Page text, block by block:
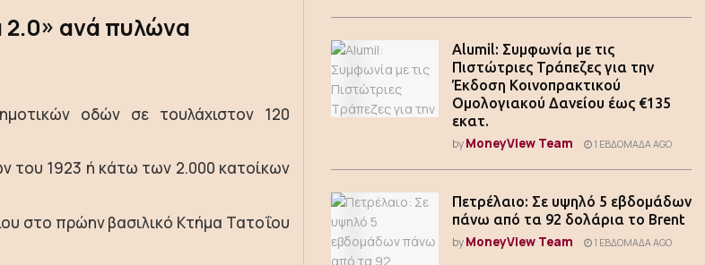
2.0» ανά πυλώνα
οδών σε τουλάχιστον 120
του 1923 ή κάτω των 2.000 κατοίκων
στο πρώην βασιλικό Κτήμα Τατοΐου
Alumil: Συμφωνία με τις
Πιστώτριες Τράπεζες για την
Έκδοση Κοινοπρακτικού
Ομολογιακού Δανείου έως €135
εκατ.
byMoneyView Team 1 ΕΒΔΟΜΆΔΑ AGO
Πετρέλαιο: Σε υψηλό 5 εβδομάδων
πάνω από τα 92 δολάρια το Brent
byMoneyView Team 1 ΕΒΔΟΜΆΔΑ AGO